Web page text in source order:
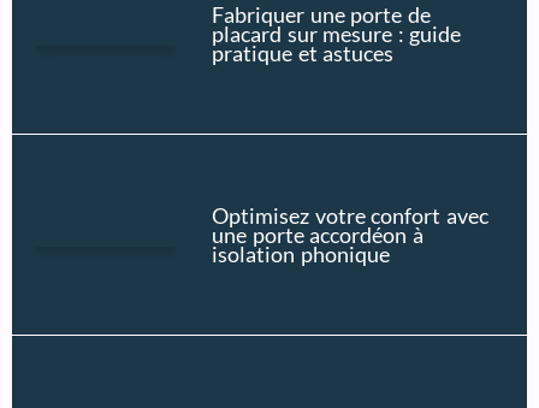
Fabriquer une porte de
placard sur mesure : guide
pratique et astuces
Optimisez votre confort avec
une porte accordéon à
isolation phonique